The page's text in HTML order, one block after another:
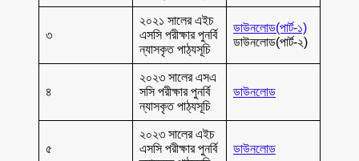
৩
২০২১ সালের এইচ
এসসি পরীক্ষার পুনর্বি
ন্যাসকৃত পাঠ্যসূচি
ডাউনলোড(পার্ট-১)
ডাউনলোড(পার্ট-২)
৪
২০২৩ সালের এসএ
সসি পরীক্ষার পুনর্বি
ন্যাসকৃত পাঠ্যসূচি
ডাউনলোড
৫
২০২৩ সালের এইচ
এসসি পরীক্ষার পুনর্বি
ডাউনলোড